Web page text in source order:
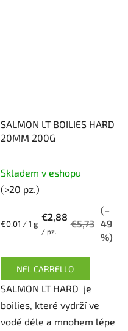
SALMON LT BOILIES HARD
20MM 200G
valutazione
del
prodotto
5,0
su
5
stelle.
Skladem v eshopu
(>20 pz.)
€2,88
/ pz.
€5,73
(–
49
%)
Prezzo
€0,01 / 1 g
NEL CARRELLO
SALMON LT HARD je
boilies, které vydrží ve
vodě déle a mnohem lépe